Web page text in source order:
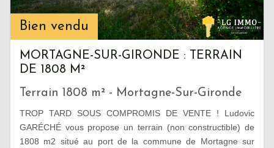
Bien vendu
MORTAGNE-SUR-GIRONDE : TERRAIN
DE 1808 M²
Terrain 1808 m² - Mortagne-Sur-Gironde
TROP TARD SOUS COMPROMIS DE VENTE ! Ludovic
GARÉCHÉ vous propose un terrain (non constructible) de
1808 m2 situé au port de la commune de Mortagne sur